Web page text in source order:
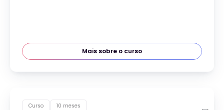
Mais sobre o curso
Curso 10 meses